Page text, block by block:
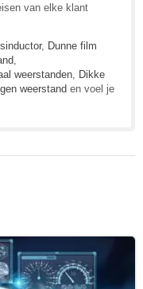
van elke klant
, Dunne film
weerstanden Dikke
weerstand en voel je